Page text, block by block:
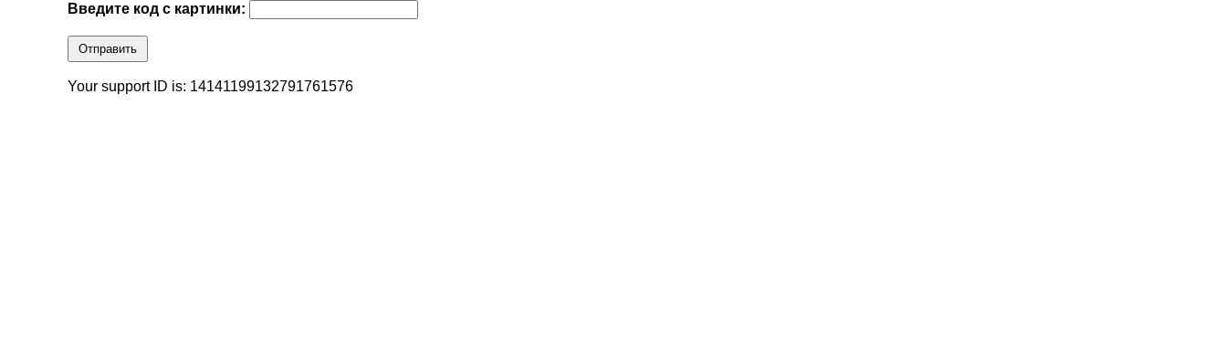
Введите код с картинки:
Отправить
Your support ID is: 14141199132791761576